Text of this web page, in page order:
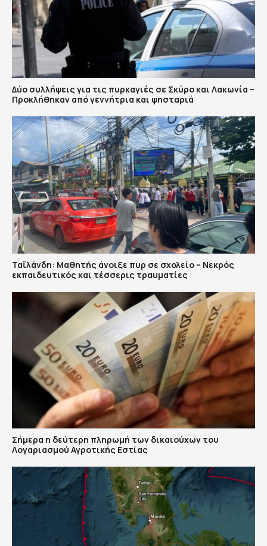
Δύο συλλήψεις για τις πυρκαγιές σε Σκύρο και Λακωνία –
Προκλήθηκαν από γεννήτρια και ψησταριά
Ταϊλάνδη: Μαθητής άνοιξε πυρ σε σχολείο – Νεκρός
εκπαιδευτικός και τέσσερις τραυματίες
Σήμερα η δεύτερη πληρωμή των δικαιούχων του
Λογαριασμού Αγροτικής Εστίας